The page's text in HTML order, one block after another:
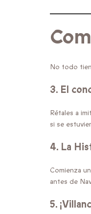
No todo
3. El
Rétales a
si se
4. La
Comienza
antes de
5.